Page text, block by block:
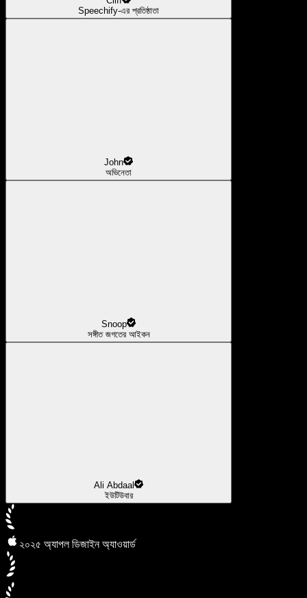
Speechify-এর প্রতিষ্ঠাতা
John
অভিনেতা
Snoop
সঙ্গীত জগতের আইকন
Ali Abdaal
ইউটিউবার
২০২৫ অ্যাপল ডিজাইন অ্যাওয়ার্ড